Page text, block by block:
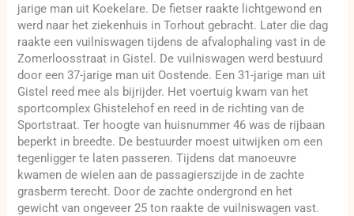
jarige man uit Koekelare. De fietser raakte lichtgewond en
werd naar het ziekenhuis in Torhout gebracht. Later die dag
raakte een vuilniswagen tijdens de afvalophaling vast in de
Zomerloosstraat in Gistel. De vuilniswagen werd bestuurd
door een 37-jarige man uit Oostende. Een 31-jarige man uit
Gistel reed mee als bijrijder. Het voertuig kwam van het
sportcomplex Ghistelehof en reed in de richting van de
Sportstraat. Ter hoogte van huisnummer 46 was de rijbaan
beperkt in breedte. De bestuurder moest uitwijken om een
tegenligger te laten passeren. Tijdens dat manoeuvre
kwamen de wielen aan de passagierszijde in de zachte
grasberm terecht. Door de zachte ondergrond en het
gewicht van ongeveer 25 ton raakte de vuilniswagen vast.